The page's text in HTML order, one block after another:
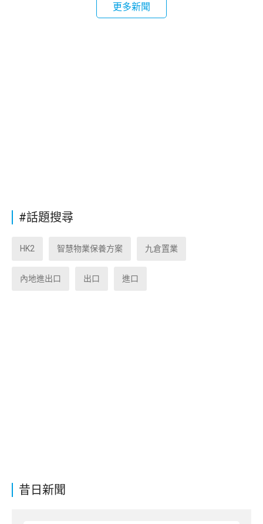
昔日新聞
更多新聞
#話題搜尋
HK2 智慧物業保養方案 九倉置業
內地進出口 出口 進口